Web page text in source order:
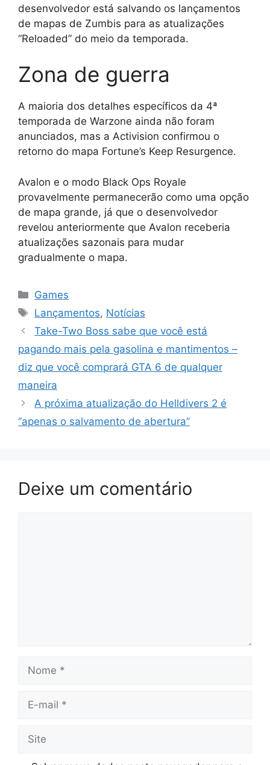
desenvolvedor está salvando os lançamentos
de mapas de Zumbis para as atualizações
“Reloaded” do meio da temporada.
Zona de guerra
A maioria dos detalhes específicos da 4ª
temporada de Warzone ainda não foram
anunciados, mas a Activision confirmou o
retorno do mapa Fortune’s Keep Resurgence.
Avalon e o modo Black Ops Royale
provavelmente permanecerão como uma opção
de mapa grande, já que o desenvolvedor
revelou anteriormente que Avalon receberia
atualizações sazonais para mudar
gradualmente o mapa.
Categorias
Games
Tags
Lançamentos, Notícias
Take-Two Boss sabe que você está
pagando mais pela gasolina e mantimentos –
diz que você comprará GTA 6 de qualquer
maneira
A próxima atualização do Helldivers 2 é
“apenas o salvamento de abertura”
Deixe um comentário
mail